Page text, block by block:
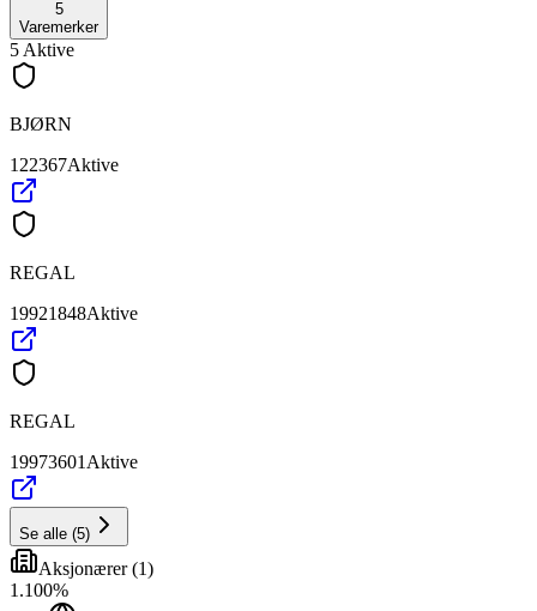
5
Varemerker
5 Aktive
BJØRN
122367Aktive
REGAL
19921848Aktive
REGAL
19973601 Aktive
Se alle (5)
Aksjonærer(1)
1 .100%